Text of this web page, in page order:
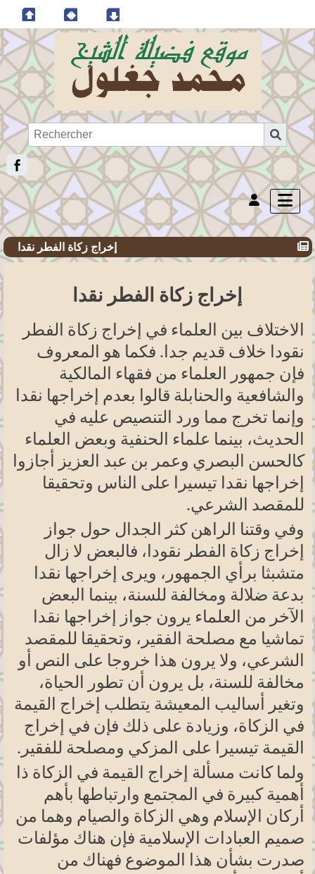
إخراج زكاة الفطر نقدا
إخراج زكاة الفطر نقدا
الاختلاف بين العلماء في إخراج زكاة الفطر
نقودا خلاف قديم جدا. فكما هو المعروف
فإن جمهور العلماء من فقهاء المالكية
والشافعية والحنابلة قالوا بعدم إخراجها نقدا
وإنما تخرج مما ورد التنصيص عليه في
الحديث، بينما علماء الحنفية وبعض العلماء
كالحسن البصري وعمر بن عبد العزيز أجازوا
إخراجها نقدا تيسيرا على الناس وتحقيقا
للمقصد الشرعي.
وفي وقتنا الراهن كثر الجدال حول جواز
إخراج زكاة الفطر نقودا، فالبعض لا زال
متشبثا برأي الجمهور، ويرى إخراجها نقدا
بدعة ضلالة ومخالفة للسنة، بينما البعض
الآخر من العلماء يرون جواز إخراجها نقدا
تماشيا مع مصلحة الفقير، وتحقيقا للمقصد
الشرعي، ولا يرون هذا خروجا على النص أو
مخالفة للسنة، بل يرون أن تطور الحياة،
وتغير أساليب المعيشة يتطلب إخراج القيمة
في الزكاة، وزيادة على ذلك فإن في إخراج
القيمة تيسيرا على المزكي ومصلحة للفقير .
ولما كانت مسألة إخراج القيمة في الزكاة ذا
أهمية كبيرة في المجتمع وارتباطها بأهم
أركان الإسلام وهي الزكاة والصيام وهما من
صميم العبادات الإسلامية فإن هناك مؤلفات
صدرت بشأن هذا الموضوع فهناك من